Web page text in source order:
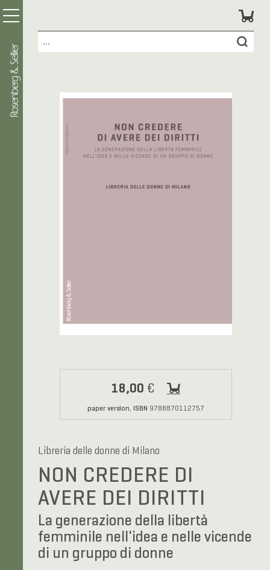
18,00 €
paper version, ISBN 9788870112757
Libreria delle donne di Milano
NON CREDERE DI
AVERE DEI DIRITTI
La generazione della libertà
femminile nell'idea e nelle vicende
di un gruppo di donne